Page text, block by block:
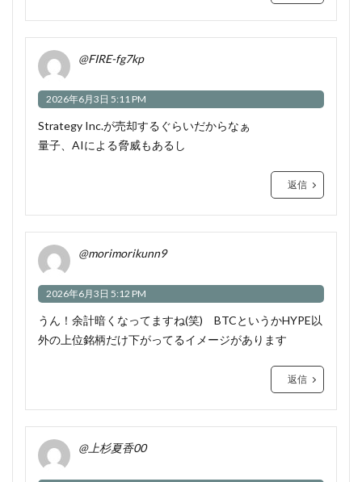
@FIRE-fg7kp
2026年6月3日 5:11 PM
Strategy Inc.が売却するぐらいだからなぁ
量子、AIによる脅威もあるし
返信
@morimorikunn9
2026年6月3日 5:12 PM
うん！余計暗くなってますね(笑) BTCというかHYPE以
外の上位銘柄だけ下がってるイメージがあります
返信
@上杉夏香00